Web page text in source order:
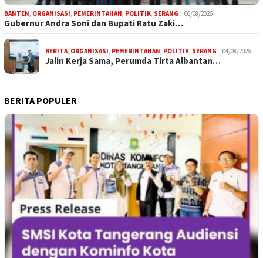
BANTEN, ORGANISASI, PEMERINTAHAN, POLITIK, SERANG 06/08/2026
Gubernur Andra Soni dan Bupati Ratu Zaki…
BERITA, ORGANISASI, PEMERINTAHAN, POLITIK, SERANG 04/08/2026
Jalin Kerja Sama, Perumda Tirta Albantan…
BERITA POPULER